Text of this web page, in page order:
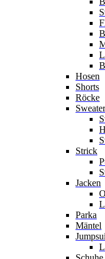
Hosen
Shorts
Röcke
Strick
Jacken
Parka
Mäntel